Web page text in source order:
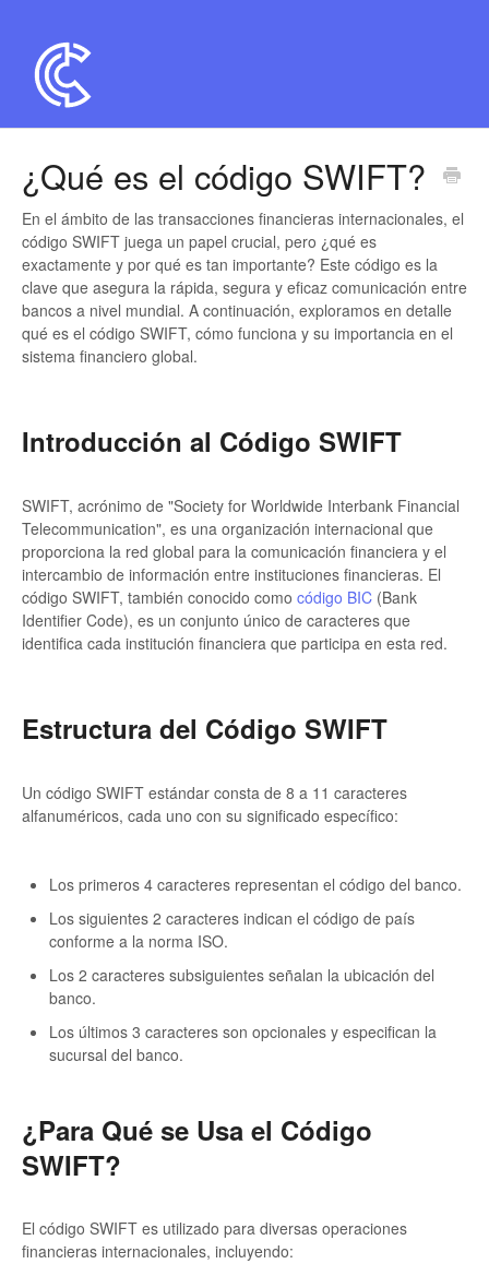
¿Qué es el código SWIFT?
En el ámbito de las transacciones financieras internacionales, el
código SWIFT juega un papel crucial, pero ¿qué es
exactamente y por qué es tan importante? Este código es la
clave que asegura la rápida, segura y eficaz comunicación entre
bancos a nivel mundial. A continuación, exploramos en detalle
qué es el código SWIFT, cómo funciona y su importancia en el
sistema financiero global.
Introducción al Código SWIFT
SWIFT, acrónimo de "Society for Worldwide Interbank Financial
Telecommunication", es una organización internacional que
proporciona la red global para la comunicación financiera y el
intercambio de información entre instituciones financieras. El
código SWIFT, también conocido como código BIC (Bank
Identifier Code), es un conjunto único de caracteres que
identifica cada institución financiera que participa en esta red.
Estructura del Código SWIFT
Un código SWIFT estándar consta de 8 a 11 caracteres
alfanuméricos, cada uno con su significado específico:
Los primeros 4 caracteres representan el código del banco.
Los siguientes 2 caracteres indican el código de país
conforme a la norma ISO.
Los 2 caracteres subsiguientes señalan la ubicación del
banco.
Los últimos 3 caracteres son opcionales y especifican la
sucursal del banco.
¿Para Qué se Usa el Código
SWIFT?
El código SWIFT es utilizado para diversas operaciones
financieras internacionales, incluyendo: